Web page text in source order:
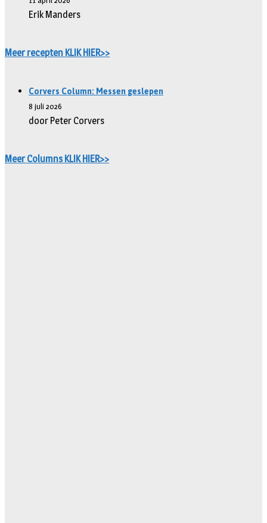
Erik Manders
Meer recepten KLIK HIER>>
Corvers Column: Messen geslepen
8 juli 2026
door Peter Corvers
Meer Columns KLIK HIER>>